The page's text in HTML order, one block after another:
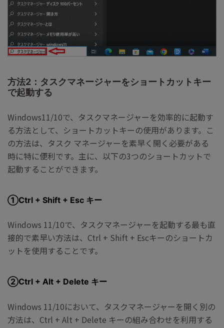
方法2：タスクマネージャーをショートカットキー
で起動する
Windows11/10で、タスクマネージャーを効率的に起動す
る方法として、ショートカットキーの使用があります。こ
の方法は、タスク マネージャーを素早く開く必要がある
時に特に便利です。主に、以下の3つのショートカットで
起動することができます。
①Ctrl + Shift + Esc キー
Windows 11/10で、タスクマネージャーを起動する最も直
接的で素早い方法は、Ctrl + Shift + Escキーのショートカ
ットを使用することです。
②Ctrl + Alt + Delete キー
Windows 11/10において、タスクマネージャーを開く別の
方法は、Ctrl + Alt + Delete キーの組み合わせを利用する